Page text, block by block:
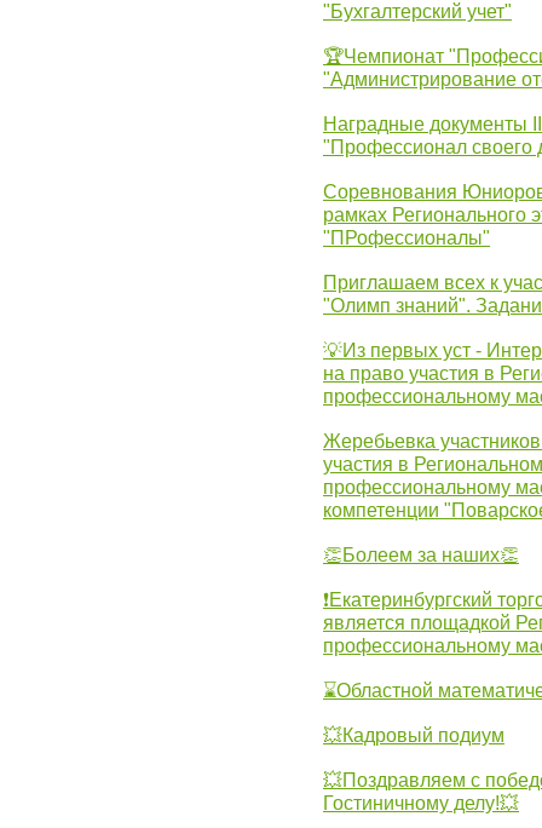
"Бухгалтерский учет"
🏆Чемпионат
"Администрирование
Наградные документы
"Профессионал своего
Соревнования
рамках Регионального
"ПРофессионалы"
Приглашаем всех к
"Олимп знаний".
💡Из первых уст -
на право участия в
профессиональному
Жеребьевка
участия в
профессиональному
компетенции
👏Болеем за наших👏
❗Екатеринбургский
является площадкой
профессиональному
⌛Областной
💥Кадровый подиум
💥Поздравляем с
Гостиничному делу!💥